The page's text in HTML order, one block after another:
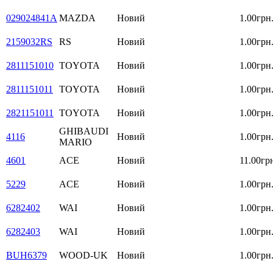
029024841A MAZDA Новий 1.00грн.
2159032RS RS Новий 1.00грн.
2811151010 TOYOTA Новий 1.00грн.
2811151011 TOYOTA Новий 1.00грн.
2821151011 TOYOTA Новий 1.00грн.
4116
GHIBAUDI
MARIO
Новий 1.00грн.
4601 ACE Новий
5229 ACE Новий 1.00грн.
6282402 WAI Новий 1.00грн.
6282403 WAI Новий 1.00грн.
BUH6379 WOOD-UK Новий 1.00грн.